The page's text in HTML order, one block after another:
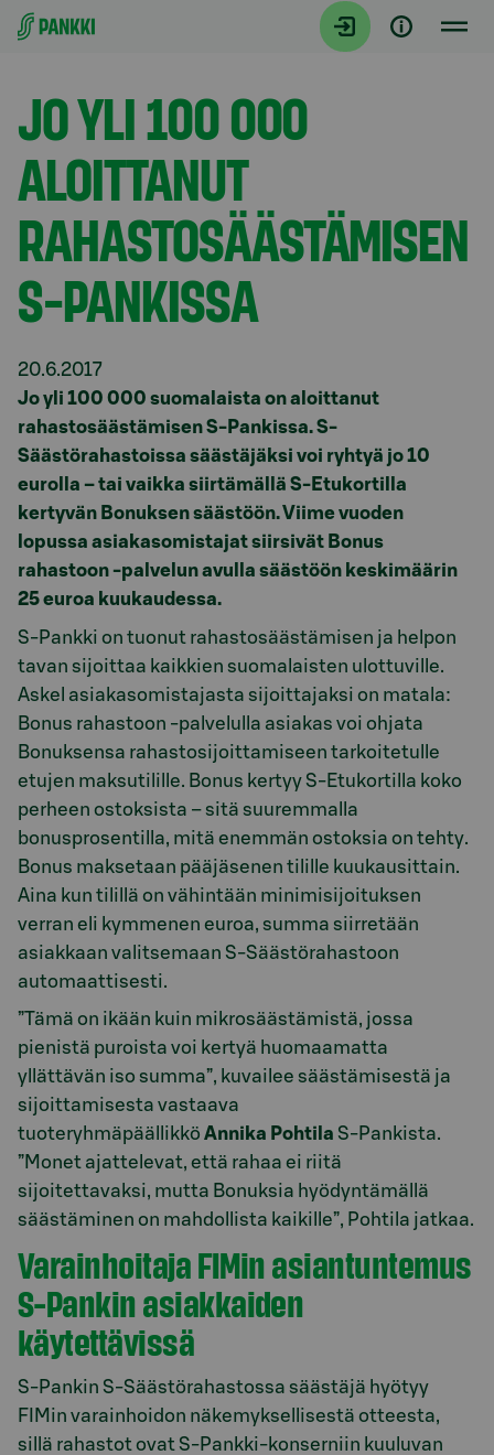
Siirry suoraan sisältöön
Tiedotteet
JO YLI 100 000
ALOITTANUT
RAHASTOSÄÄSTÄMISEN
S-PANKISSA
20.6.2017
Jo yli 100 000 suomalaista on aloittanut
rahastosäästämisen S-Pankissa. S-
Säästörahastoissa säästäjäksi voi ryhtyä jo 10
eurolla – tai vaikka siirtämällä S-Etukortilla
kertyvän Bonuksen säästöön. Viime vuoden
lopussa asiakasomistajat siirsivät Bonus
rahastoon -palvelun avulla säästöön keskimäärin
25 euroa kuukaudessa.
S-Pankki on tuonut rahastosäästämisen ja helpon
tavan sijoittaa kaikkien suomalaisten ulottuville.
Askel asiakasomistajasta sijoittajaksi on matala:
Bonus rahastoon -palvelulla asiakas voi ohjata
Bonuksensa rahastosijoittamiseen tarkoitetulle
etujen maksutilille. Bonus kertyy S-Etukortilla koko
perheen ostoksista – sitä suuremmalla
bonusprosentilla, mitä enemmän ostoksia on tehty.
Bonus maksetaan pääjäsenen tilille kuukausittain.
Aina kun tilillä on vähintään minimisijoituksen
verran eli kymmenen euroa, summa siirretään
asiakkaan valitsemaan S-Säästörahastoon
automaattisesti.
”Tämä on ikään kuin mikrosäästämistä, jossa
pienistä puroista voi kertyä huomaamatta
yllättävän iso summa”, kuvailee säästämisestä ja
sijoittamisesta vastaava
tuoteryhmäpäällikkö Annika Pohtila S-Pankista.
”Monet ajattelevat, että rahaa ei riitä
sijoitettavaksi, mutta Bonuksia hyödyntämällä
säästäminen on mahdollista kaikille”, Pohtila jatkaa.
Varainhoitaja FIMin asiantuntemus
S-Pankin asiakkaiden
käytettävissä
S-Pankin S-Säästörahastossa säästäjä hyötyy
FIMin varainhoidon näkemyksellisestä otteesta,
sillä rahastot ovat S-Pankki-konserniin kuuluvan